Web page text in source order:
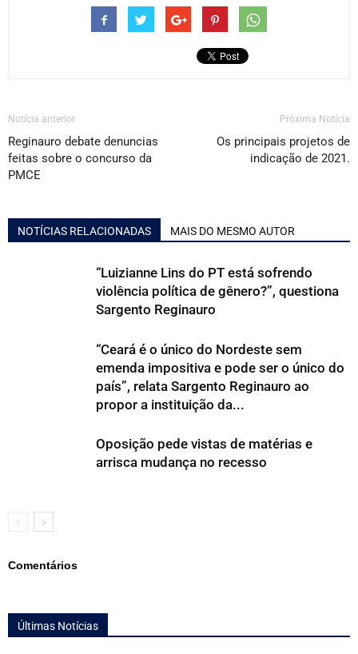
Notícia anterior
Reginauro debate denuncias
feitas sobre o concurso da
PMCE
Próxima Notícia
Os principais projetos de
indicação de 2021.
NOTÍCIAS RELACIONADAS MAIS DO MESMO AUTOR
“Luizianne Lins do PT está sofrendo
violência política de gênero?”, questiona
Sargento Reginauro
“Ceará é o único do Nordeste sem
emenda impositiva e pode ser o único do
país”, relata Sargento Reginauro ao
propor a instituição da...
Oposição pede vistas de matérias e
arrisca mudança no recesso
Comentários
Últimas Notícias